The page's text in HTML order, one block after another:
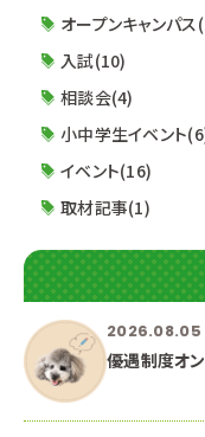
０～）
オープンキャンパス
入試(10)
相談会(4)
小中学生イベント
イベント(16)
取材記事(1)
2026.08.05
優遇制度オ